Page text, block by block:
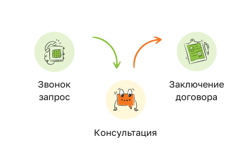
Звонок
запрос
Консультация
Заключение
договора